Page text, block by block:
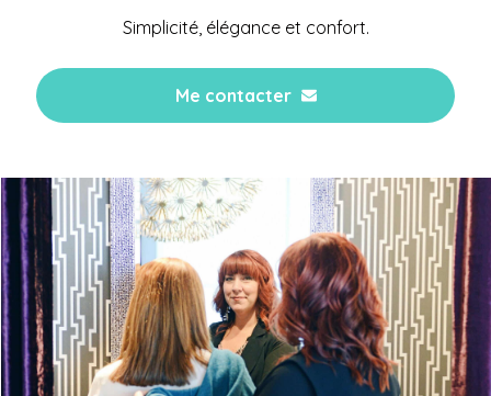
Simplicité, élégance et confort.
Me contacter